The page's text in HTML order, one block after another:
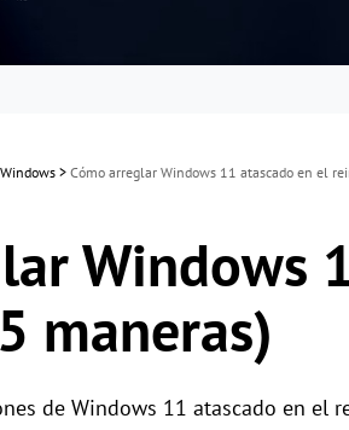
> Cómo arreglar Windows 11 atascado en el
Windows
maneras)
de Windows 11 atascado en el